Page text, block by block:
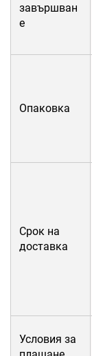
завършван
е
Опаковка
Срок на
доставка
Условия за